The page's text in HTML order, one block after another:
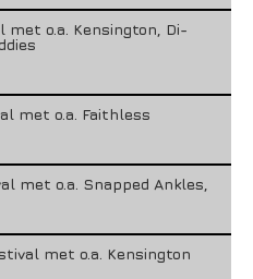
met o.a. Kensington, Di-
met o.a. Faithless
met o.a. Snapped Ankles,
met o.a. Kensington